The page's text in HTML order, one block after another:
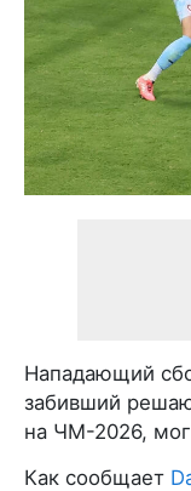
Нападающий
забивший
на ЧМ-2026, мог
Как сообщает